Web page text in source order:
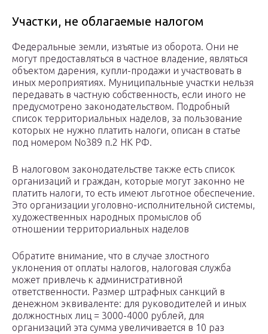
Участки, не облагаемые налогом
Федеральные земли, изъятые из оборота. Они не
могут предоставляться в частное владение, являться
объектом дарения, купли-продажи и участвовать в
иных мероприятиях. Муниципальные участки нельзя
передавать в частную собственность, если иного не
предусмотрено законодательством. Подробный
список территориальных наделов, за пользование
которых не нужно платить налоги, описан в статье
под номером No389 п.2 НК РФ.
В налоговом законодательстве также есть список
организаций и граждан, которые могут законно не
платить налоги, то есть имеют льготное обеспечение.
Это организации уголовно-исполнительной системы,
художественных народных промыслов об
отношении территориальных наделов
Обратите внимание, что в случае злостного
уклонения от оплаты налогов, налоговая служба
может привлечь к административной
ответственности. Размер штрафных санкций в
денежном эквиваленте: для руководителей и иных
должностных лиц = 3000-4000 рублей, для
организаций эта сумма увеличивается в 10 раз